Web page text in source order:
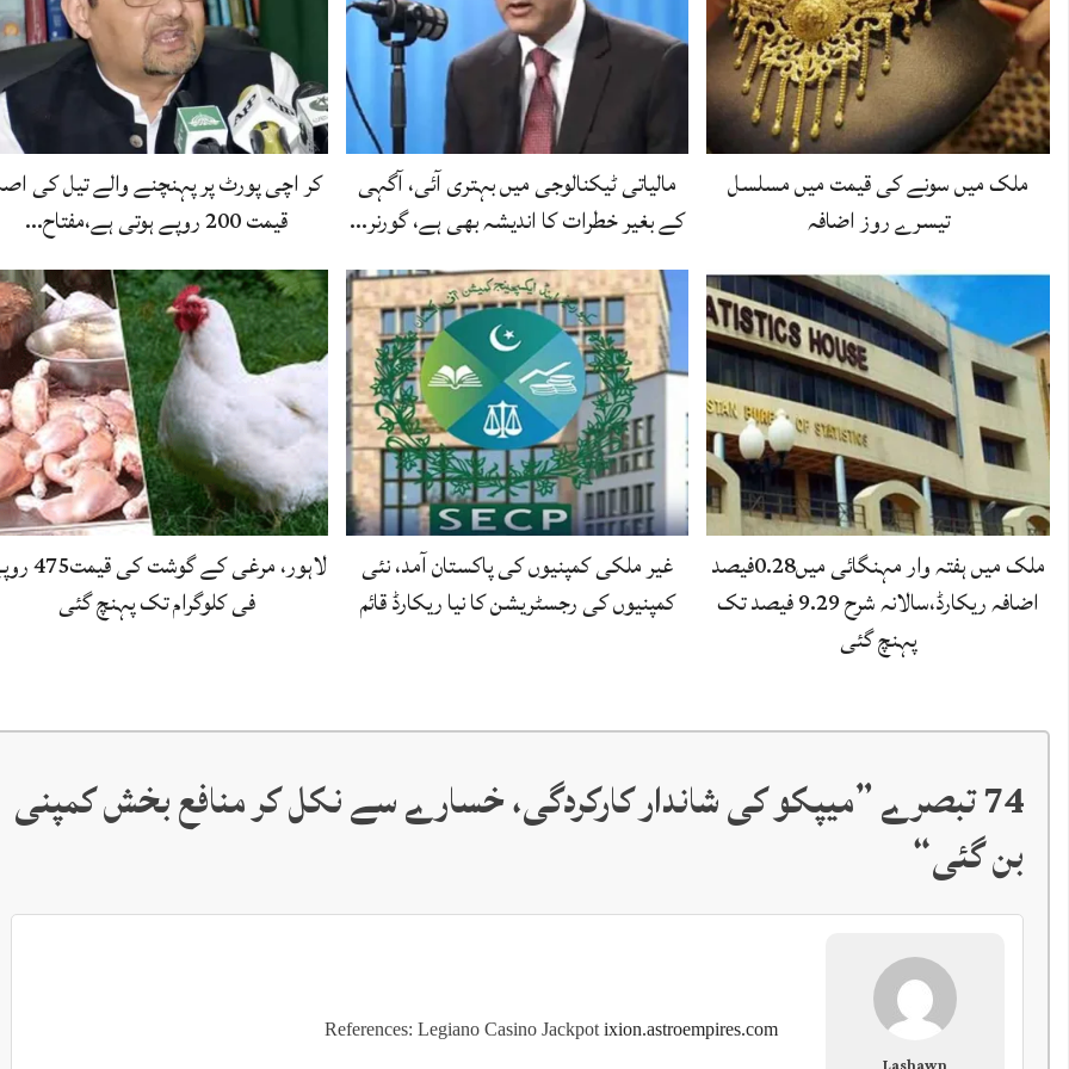
ملک میں سونے کی قیمت میں مسلسل
تیسرے روز اضافہ
مالیاتی ٹیکنالوجی میں بہتری آئی، آگہی
کے بغیر خطرات کا اندیشہ بھی ہے، گورنر…
کر اچی پورٹ پر پہنچنے والے تیل کی
قیمت 200 روپے ہوتی ہے،مفتاح…
ملک میں ہفتہ وار مہنگائی میں0.28فیصد
اضافہ ریکارڈ،سالانہ شرح 9.29 فیصد تک
پہنچ گئی
غیر ملکی کمپنیوں کی پاکستان آمد، نئی
کمپنیوں کی رجسٹریشن کا نیا ریکارڈ قائم
لاہور، مرغی کے
فی کلوگرام تک پہنچ گئی
74 تبصرے ” میپکو کی شاندار کارکردگی، خسارے سے نکل کر منافع بخش کمپنی
بن گئی“
References: Legiano Casino Jackpotixion.astroempires.com